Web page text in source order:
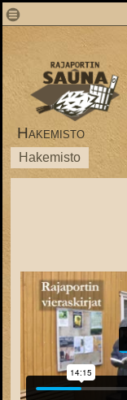
1
Hakemisto
Hakemisto